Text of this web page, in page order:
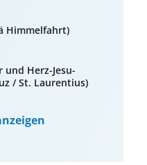
Himmelfahrt)
und Herz-Jesu-
/ St. Laurentius)